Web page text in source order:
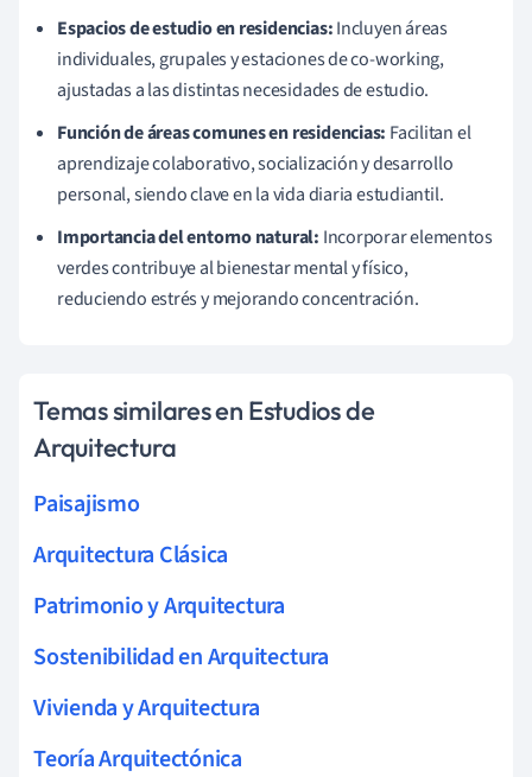
Espacios de estudio en residencias:Incluyen áreas
individuales, grupales y estaciones de co-working,
ajustadas a las distintas necesidades de estudio.
Función de áreas comunes en residencias: Facilitan el
aprendizaje colaborativo, socialización y desarrollo
personal, siendo clave en la vida diaria estudiantil.
Importancia del entorno natural: Incorporar elementos
verdes contribuye al bienestar mental y físico,
reduciendo estrés y mejorando concentración.
Temas similares en Estudios de
Arquitectura
Paisajismo
Arquitectura Clásica
Patrimonio y Arquitectura
Sostenibilidad en Arquitectura
Vivienda y Arquitectura
Teoría Arquitectónica